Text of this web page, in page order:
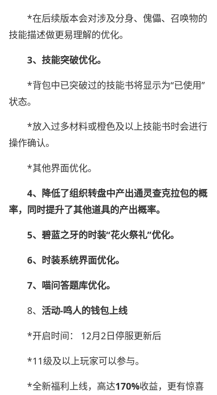
*在后续版本会对涉及分身、傀儡、召唤物的
技能描述做更易理解的优化。
3、技能突破优化。
*背包中已突破过的技能书将显示为“已使用”
状态。
*放入过多材料或橙色及以上技能书时会进行
操作确认。
*其他界面优化。
4、降低了组织转盘中产出通灵查克拉包的概
率，同时提升了其他道具的产出概率。
5、碧蓝之牙的时装“花火祭礼”优化。
6、时装系统界面优化。
7、喵问答题库优化。
8、 活动-鸣人的钱包上线
*开启时间： 12月2日停服更新后
*11级及以上玩家可以参与。
*全新福利上线，高达170%收益，更有惊喜